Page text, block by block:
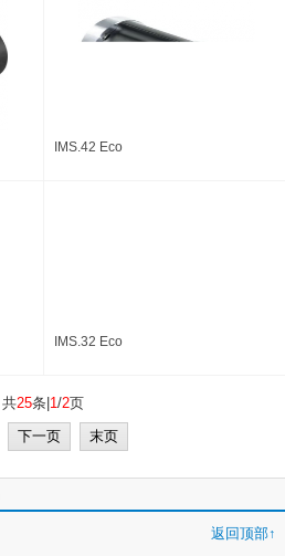
IMS.42 Eco
IMS.32 Eco
共25条| 1/2页
下一页 末页
返回顶部↑